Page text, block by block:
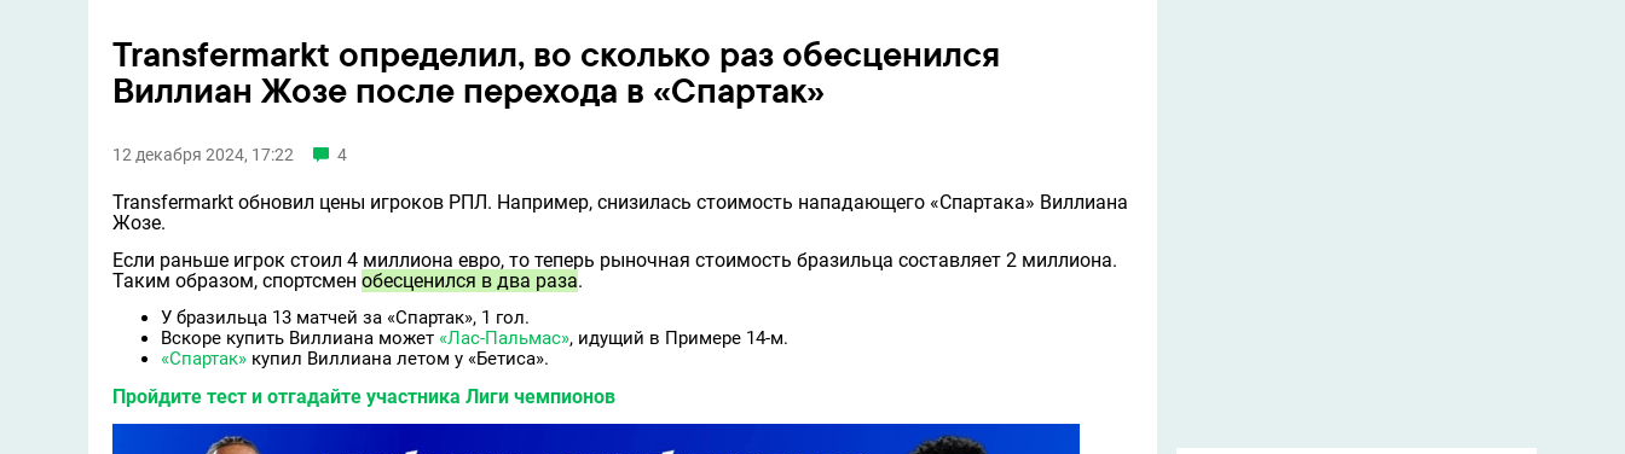
Transfermarkt определил, во сколько раз обесценился
Виллиан Жозе после перехода в «Спартак»
12 декабря 2024, 17:22 4
Transfermarkt обновил цены игроков РПЛ. Например, снизилась стоимость нападающего «Спартака» Виллиана
Жозе.
Если раньше игрок стоил 4 миллиона евро, то теперь рыночная стоимость бразильца составляет 2 миллиона.
Таким образом, спортсмен обесценился в два раза.
У бразильца 13 матчей за «Спартак», 1 гол.
Вскоре купить Виллиана может «Лас-Пальмас», идущий в Примере 14-м.
«Спартак» купил Виллиана летом у «Бетиса».
Пройдите тест и отгадайте участника Лиги чемпионов